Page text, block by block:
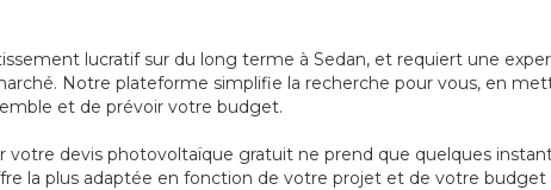
lucratif sur du long terme à Sedan, et requiert une
Notre plateforme simplifie la recherche pour vous, en
et de prévoir votre budget.
votre devis photovoltaïque gratuit ne prend que quelques
la plus adaptée en fonction de votre projet et de votre